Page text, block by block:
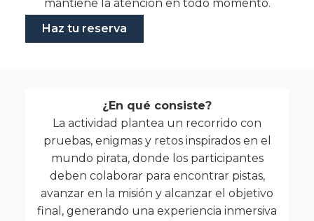
mantiene la atención en todo momento.
Haz tu reserva
¿En qué consiste?
La actividad plantea un recorrido con
pruebas, enigmas y retos inspirados en el
mundo pirata, donde los participantes
deben colaborar para encontrar pistas,
avanzar en la misión y alcanzar el objetivo
final, generando una experiencia inmersiva